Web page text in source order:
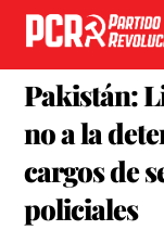
Skip
content
Pakistán:
no a la
cargos de
policiales